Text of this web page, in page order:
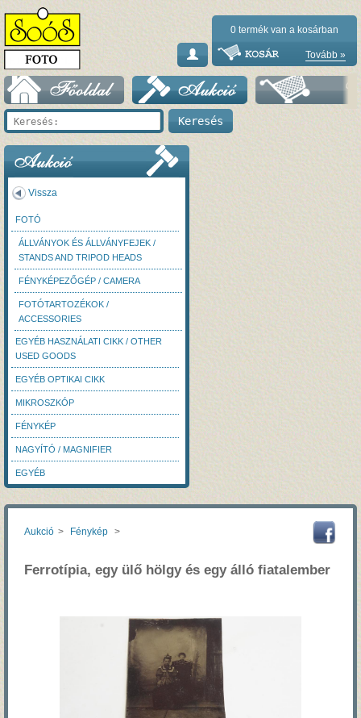
0 termék van a kosárban
Tovább »
Vissza
FOTÓ
ÁLLVÁNYOK ÉS ÁLLVÁNYFEJEK /
STANDS AND TRIPOD HEADS
FÉNYKÉPEZŐGÉP / CAMERA
FOTÓTARTOZÉKOK /
ACCESSORIES
EGYÉB HASZNÁLATI CIKK / OTHER
USED GOODS
EGYÉB OPTIKAI CIKK
MIKROSZKÓP
FÉNYKÉP
NAGYÍTÓ / MAGNIFIER
EGYÉB
Aukció > Fénykép >
Ferrotípia, egy ülő hölgy és egy álló fiatalember